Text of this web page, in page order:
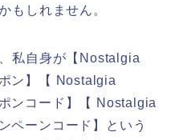
もしれません。
私自身が【Nostalgia
ン】【 Nostalgia
ンコード】【 Nostalgia
ペーンコード】という